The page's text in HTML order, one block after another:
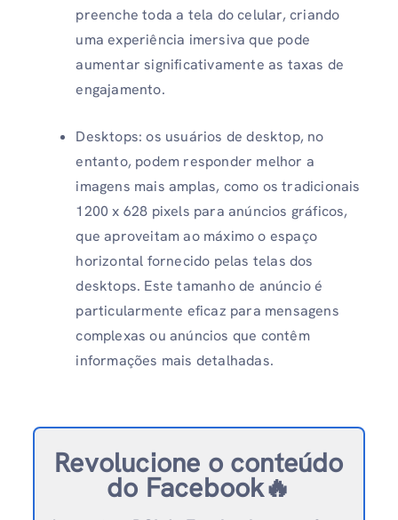
preenche toda a tela do celular, criando
uma experiência imersiva que pode
aumentar significativamente as taxas de
engajamento.
Desktops: os usuários de desktop, no
entanto, podem responder melhor a
imagens mais amplas, como os tradicionais
1200 x 628 pixels para anúncios gráficos,
que aproveitam ao máximo o espaço
horizontal fornecido pelas telas dos
desktops. Este tamanho de anúncio é
particularmente eficaz para mensagens
complexas ou anúncios que contêm
informações mais detalhadas.
Revolucione o conteúdo
do Facebook🔥